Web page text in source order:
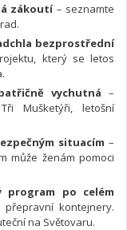
zákoutí– seznamte
bezprostřední
který se letos
vychutná –
Mušketýři, letošní
situacím –
může ženám pomoci
program po celém
kontejnery.
na Světovaru.